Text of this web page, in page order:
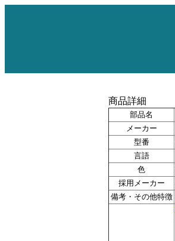
商品詳細
部品名
メーカー
型番
言語
色
採用メーカー
備考・その他特徴